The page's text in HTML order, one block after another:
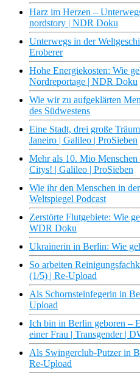
Harz im Herzen –
nordstory | NDR Doku
Unterwegs in der
Eroberer
Hohe Energiekosten: Wie
Nordreportage | NDR Doku
Wie wir zu aufgeklärten
des Südwestens
Eine Stadt, drei große
Janeiro | Galileo | ProSieben
Mehr als 10. Mio
Citys! | Galileo | ProSieben
Wie ihr den Menschen in
Weltspiegel Podcast
Zerstörte Flutgebiete: Wie
WDR Doku
Ukrainerin in Berlin: Wie
So arbeiten
(1/5) | Re-Upload
Als Schornsteinfegerin in
Upload
Ich bin in Berlin geboren –
einer Frau | Transgender |
Als Swingerclub-Putzer in
Re-Upload